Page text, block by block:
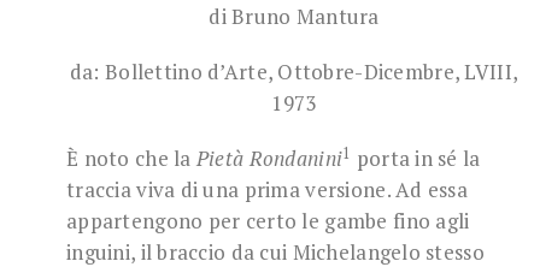
di Bruno Mantura
da: Bollettino d’Arte, Ottobre-Dicembre, LVIII,
1973
È noto che la Pietà Rondanini1 porta in sé la
traccia viva di una prima versione. Ad essa
appartengono per certo le gambe fino agli
inguini, il braccio da cui Michelangelo stesso